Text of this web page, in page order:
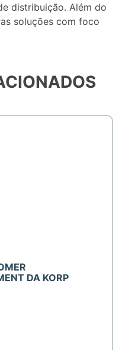
distribuição. Além do
soluções com foco
DA KORP